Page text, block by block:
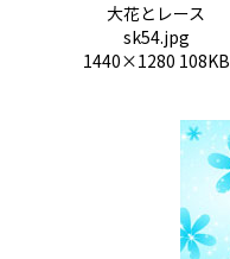
大花とレース
sk54.jpg
1440×1280 108KB